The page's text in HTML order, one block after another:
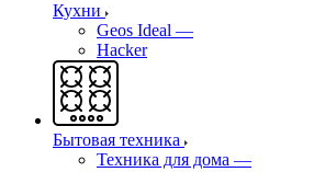
Кухни
Geos Ideal —
Hacker
Бытовая техника
Техника для дома —